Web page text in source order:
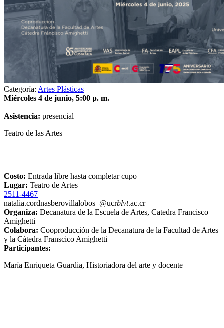
Categoría: Artes Plásticas
Miércoles 4 de junio, 5:00 p. m.
Asistencia: presencial
Teatro de las Artes
Costo: Entrada libre hasta completar cupo
Lugar: Teatro de Artes
2511-4467
natalia.cordnasberovillalobos @ucrblvt.ac.cr
Organiza: Decanatura de la Escuela de Artes, Catedra Francisco
Amighetti
Colabora: Cooproducción de la Decanatura de la Facultad de Artes
y la Cátedra Franscico Amighetti
Participantes:
María Enriqueta Guardia, Historiadora del arte y docente